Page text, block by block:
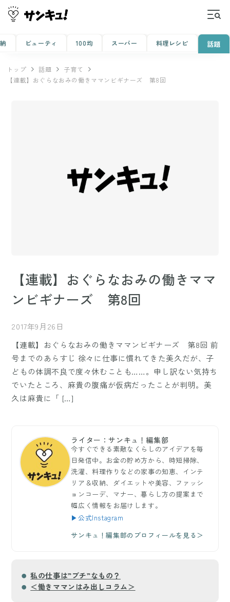
ビューティ 100均 スーパー 料理レシピ 話題
トップ 話題
子育て
【連載】おぐらなおみの働きママンビギナーズ 第8回
【連載】おぐらなおみの働きママ
ンビギナーズ 第8回
2017年9月26日
【連載】おぐらなおみの働きママンビギナーズ 第8回 前
号までのあらすじ 徐々に仕事に慣れてきた美久だが、子
どもの体調不良で度々休むことも……。申し訳ない気持ち
でいたところ、麻貴の腹痛が仮病だったことが判明。美
久は麻貴に「 […]
ライター：サンキュ！編集部
今すぐできる素敵なくらしのアイデアを毎
日発信中。お金の貯め方から、時短掃除、
洗濯、料理作りなどの家事の知恵、インテ
リア＆収納、ダイエットや美容、ファッシ
ョンコーデ、マナー、暮らし方の提案まで
幅広く情報をお届けします。
▶公式Instagram
サンキュ！編集部のプロフィールを見る＞
私の仕事は”プチ”なもの？
＜働きママンはみ出しコラム＞